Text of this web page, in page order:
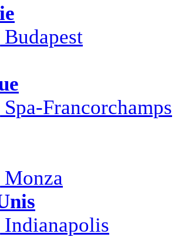
Francorchamps
Monza
Indianapolis